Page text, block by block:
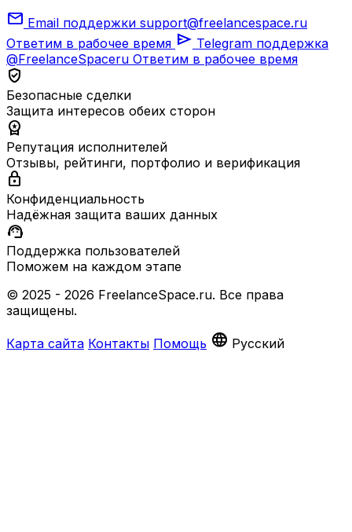
mail Email поддержки support@freelancespace.ru
Ответим в рабочее время send Telegram поддержка
@FreelanceSpaceru Ответим в рабочее время
verified_user
Безопасные сделки
Защита интересов обеих сторон
workspace_premium
Репутация исполнителей
Отзывы, рейтинги, портфолио и верификация
lock
Конфиденциальность
Надёжная защита ваших данных
support_agent
Поддержка пользователей
Поможем на каждом этапе
© 2025 - 2026 FreelanceSpace.ru. Все права
защищены.
Карта сайта Контакты Помощь language Русский